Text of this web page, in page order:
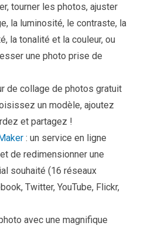
tourner les photos, ajuster
la luminosité, le contraste, la
la tonalité et la couleur, ou
une photo prise de
de collage de photos gratuit
un modèle, ajoutez
et partagez !
: un service en ligne
de redimensionner une
souhaité (16 réseaux
Twitter, YouTube, Flickr,
avec une magnifique